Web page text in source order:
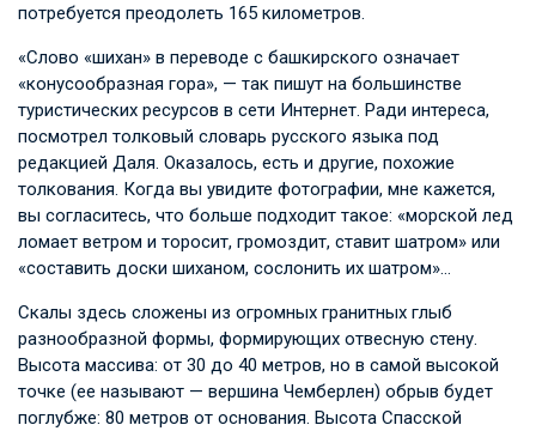
потребуется преодолеть 165 километров.
«Слово «шихан» в переводе с башкирского означает
«конусообразная гора», — так пишут на большинстве
туристических ресурсов в сети Интернет. Ради интереса,
посмотрел толковый словарь русского языка под
редакцией Даля. Оказалось, есть и другие, похожие
толкования. Когда вы увидите фотографии, мне кажется,
вы согласитесь, что больше подходит такое: «морской лед
ломает ветром и торосит, громоздит, ставит шатром» или
«составить доски шиханом, сослонить их шатром»…
Скалы здесь сложены из огромных гранитных глыб
разнообразной формы, формирующих отвесную стену.
Высота массива: от 30 до 40 метров, но в самой высокой
точке (ее называют — вершина Чемберлен) обрыв будет
поглубже: 80 метров от основания. Высота Спасской